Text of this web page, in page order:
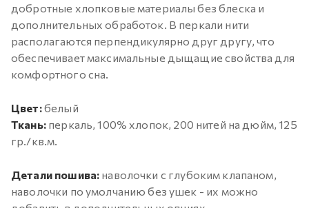
добротные хлопковые материалы без блеска и
дополнительных обработок. В перкали нити
располагаются перпендикулярно друг другу, что
обеспечивает максимальные дыщащие свойства для
комфортного сна.
Цвет:белый
Ткань:перкаль, 100% хлопок, 200 нитей на дюйм, 125
гр./кв.м.
Детали пошива: наволочки с глубоким клапаном,
наволочки по умолчанию без ушек - их можно